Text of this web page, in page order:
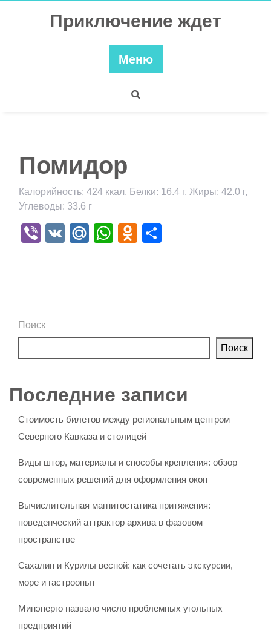
Приключение ждет
Меню
Помидор
Калорийность: 424 ккал, Белки: 16.4 г, Жиры: 42.0 г,
Углеводы: 33.6 г
Viber
VK Mail.Ru
WhatsApp
Odnoklassniki
Поиск
Поиск
Последние записи
Стоимость билетов между региональным центром
Северного Кавказа и столицей
Виды штор, материалы и способы крепления: обзор
современных решений для оформления окон
Вычислительная магнитостатика притяжения:
поведенческий аттрактор архива в фазовом
пространстве
Сахалин и Курилы весной: как сочетать экскурсии,
море и гастроопыт
Минэнерго назвало число проблемных угольных
предприятий